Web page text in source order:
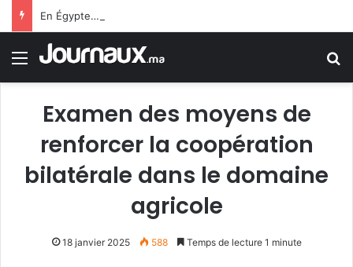
Menu
Examen des moyens de
renforcer la coopération
bilatérale dans le domaine
agricole
18 janvier 2025 588 Temps de lecture 1 minute